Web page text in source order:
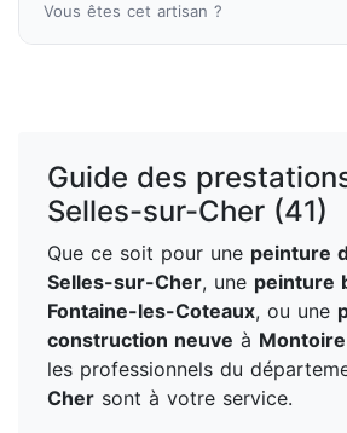
Vous êtes cet artisan ?
Guide des
Selles-sur-Cher (41)
Que ce soit pour une peinture
Selles-sur-Cher, une peinture
Fontaine-les-Coteaux, ou une
construction neuve à
les professionnels du
Cher sont à votre service.